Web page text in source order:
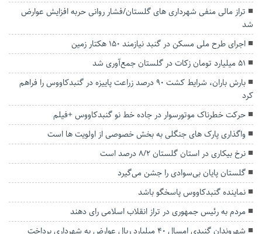
تراز مالی منفی شهرداری های گلستان/فشار روانی حربه افزایش عوارض
شد
اجرای طرح ملی مسکن در گنبد نیازمند ۱۵۰ هکتار زمین
۵۱ میلیارد تومان زکات در گلستان جمع‌آوری شد
بارش باران، شرایط کشت ۹۰ درصد زراعت پاییزه در گنبدکاووس را فراهم
کرد
حرکت خطرناک موتورسوار در جاده خط نو گنبدکاووس +فیلم
واگذاری پارک های جنگلی به بخش خصوصی از اولویت ها است
نرخ بیکاری در استان گلستان ۸/۲ درصد است
گلستان پایان بی‌سوادی را جشن می‌گیرد
نماینده گنبدکاووس پاسخگو باشد
مردم به رئیس جمهوری در تراز انقلاب اسلامی رای دهند